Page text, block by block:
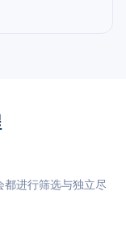
进行筛选与独立尽